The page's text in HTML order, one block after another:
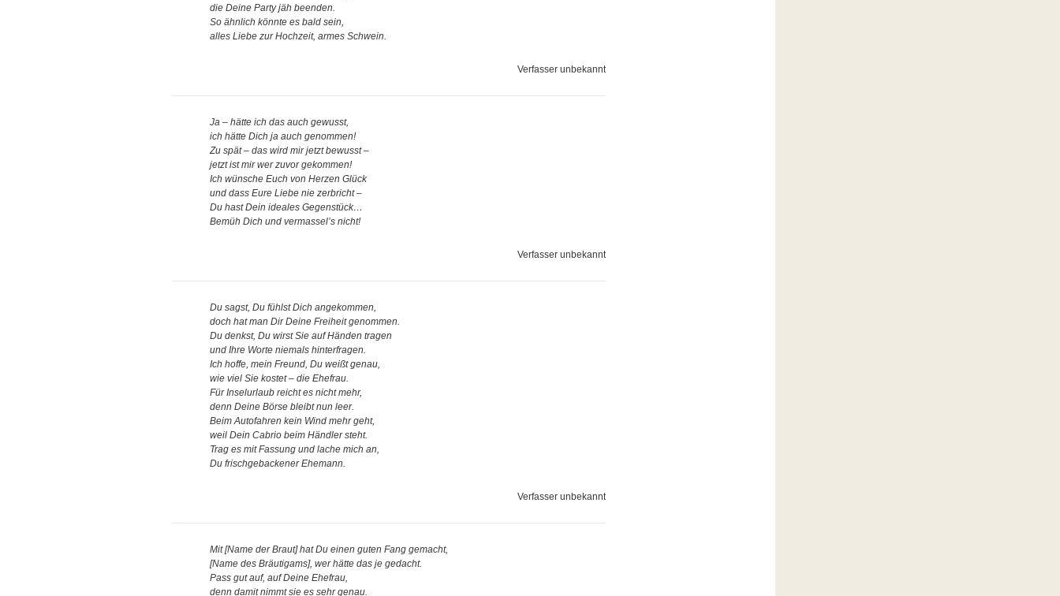
die Deine Party jäh beenden.
So ähnlich könnte es bald sein,
alles Liebe zur Hochzeit, armes Schwein.
Verfasser unbekannt
Ja – hätte ich das auch gewusst,
ich hätte Dich ja auch genommen!
Zu spät – das wird mir jetzt bewusst –
jetzt ist mir wer zuvor gekommen!
Ich wünsche Euch von Herzen Glück
und dass Eure Liebe nie zerbricht –
Du hast Dein ideales Gegenstück…
Bemüh Dich und vermassel’s nicht!
Verfasser unbekannt
Du sagst, Du fühlst Dich angekommen,
doch hat man Dir Deine Freiheit genommen.
Du denkst, Du wirst Sie auf Händen tragen
und Ihre Worte niemals hinterfragen.
Ich hoffe, mein Freund, Du weißt genau,
wie viel Sie kostet – die Ehefrau.
Für Inselurlaub reicht es nicht mehr,
denn Deine Börse bleibt nun leer.
Beim Autofahren kein Wind mehr geht,
weil Dein Cabrio beim Händler steht.
Trag es mit Fassung und lache mich an,
Du frischgebackener Ehemann.
Verfasser unbekannt
Mit [Name der Braut] hat Du einen guten Fang gemacht,
[Name des Bräutigams], wer hätte das je gedacht.
Pass gut auf, auf Deine Ehefrau,
denn damit nimmt sie es sehr genau.